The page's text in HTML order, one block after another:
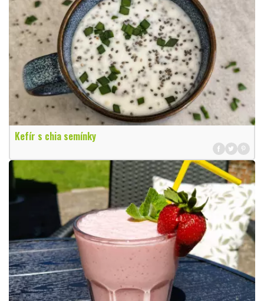
Kefír s chia semínky